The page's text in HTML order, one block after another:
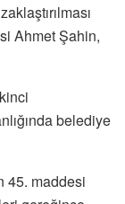
Ahmet Şahin,
belediye
45. maddesi